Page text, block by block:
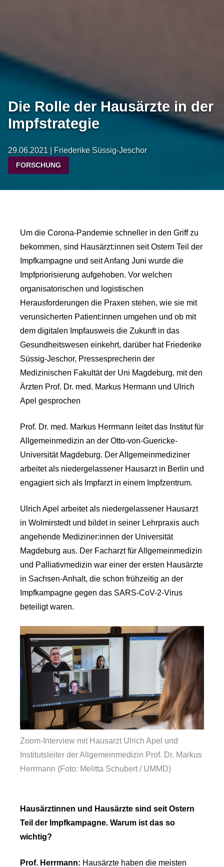
Die Rolle der Hausärzte in der
Impfstrategie
29.06.2021 | Friederike Süssig-Jeschor
FORSCHUNG
Um die Corona-Pandemie schneller in den Griff zu
bekommen, sind Hausärzt:innen seit Ostern Teil der
Impfkampagne und seit Anfang Juni wurde die
Impfpriorisierung aufgehoben. Vor welchen
organisatorischen und logistischen
Herausforderungen die Praxen stehen, wie sie mit
verunsicherten Patient:innen umgehen und ob mit
dem digitalen Impfausweis die Zukunft in das
Gesundheitswesen einkehrt, darüber hat Friederike
Süssig-Jeschor, Pressesprecherin der
Medizinischen Fakultät der Uni Magdeburg, mit den
Ärzten Prof. Dr. med. Markus Hermann und Ulrich
Apel gesprochen
Prof. Dr. med. Markus Herrmann leitet das Institut für
Allgemeinmedizin an der Otto-von-Guericke-
Universität Magdeburg. Der Allgemeinmediziner
arbeitet als niedergelassener Hausarzt in Berlin und
engagiert sich als Impfarzt in einem Impfzentrum.
Ulrich Apel arbeitet als niedergelassener Hausarzt
in Wolmirstedt und bildet in seiner Lehrpraxis auch
angehende Mediziner:innen der Universität
Magdeburg aus. Der Facharzt für Allgemeinmedizin
und Palliativmedizin war einer der ersten Hausärzte
in Sachsen-Anhalt, die schon frühzeitig an der
Impfkampagne gegen das SARS-CoV-2-Virus
beteiligt waren.
Zoom-Interview mit Hausarzt Ulrich Apel und
Institutsleiter der Allgemeinmedizin Prof. Dr. Markus
Herrmann (Foto: Melitta Schubert / UMMD)
Hausärztinnen und Hausärzte sind seit Ostern
Teil der Impfkampagne. Warum ist das so
wichtig?
Prof. Herrmann: Hausärzte haben die meisten